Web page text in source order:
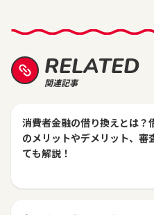
RELATED
関連記事
消費者金融の借り換えとは？
のメリットやデメリット、審
ても解説！